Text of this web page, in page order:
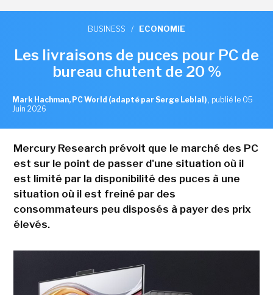
BUSINESS / ECONOMIE
Les livraisons de puces pour PC de
bureau chutent de 20 %
Mark Hachman, PC World (adapté par Serge Leblal) , publié le 05
Juin 2026
Mercury Research prévoit que le marché des PC
est sur le point de passer d'une situation où il
est limité par la disponibilité des puces à une
situation où il est freiné par des
consommateurs peu disposés à payer des prix
élevés.